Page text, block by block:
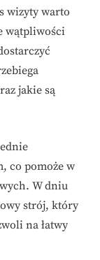
wizyty warto
wątpliwości
jakie są
co pomoże w
W dniu
strój, który
na łatwy